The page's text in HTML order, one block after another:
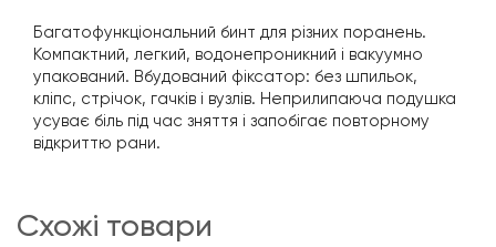
Багатофункціональний бинт для різних поранень.
Компактний, легкий, водонепроникний і вакуумно
упакований. Вбудований фіксатор: без шпильок,
кліпс, стрічок, гачків і вузлів. Неприлипаюча подушка
усуває біль під час зняття і запобігає повторному
відкриттю рани.
схожі товари